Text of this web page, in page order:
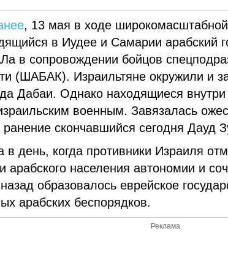
, 13 мая в ходе широкомасштабной
в Иудее и Самарии арабский
в сопровождении бойцов
(ШАБАК). Израильтяне окружили и
Дабаи. Однако находящиеся
военным. Завязалась
ранение скончавшийся сегодня Дауд
в день, когда противники Израиля
арабского населения автономии и
образовалось еврейское
арабских беспорядков.
Реклама